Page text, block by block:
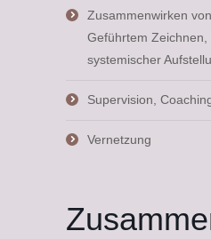
Zusammenwirken
Geführtem Zeichnen,
systemischer
Supervision,
Vernetzung